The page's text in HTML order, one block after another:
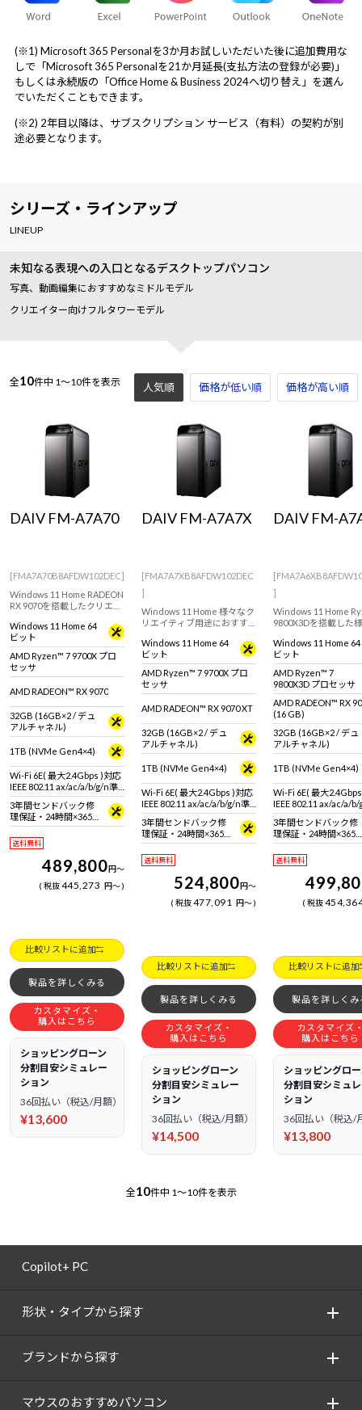
(※1) Microsoft 365 Personalを3か月お試しいただいた後に追加費用な
しで「Microsoft 365 Personalを21か月延長(支払方法の登録が必要)」
もしくは永続版の「Office Home & Business 2024へ切り替え」を選ん
でいただくこともできます。
(※2) 2年目以降は、サブスクリプション サービス（有料）の契約が別
途必要となります。
シリーズ・ラインアップ
LINEUP
未知なる表現への入口となるデスクトップパソコン
写真、動画編集におすすめなミドルモデル
クリエイター向けフルタワーモデル
全10件中 1～10件を表示 人気順 価格が低い順 価格が高い順
DAIV FM-A7A70
[FMA7A70B8AFDW102DEC]
Windows 11 Home RADEON
RX 9070を搭載したクリエイ
デスクトップパソコン
Windows 11 Home 64
ビット
AMD Ryzen™ 7 9700X プロ
セッサ
AMD RADEON™ RX 9070
32GB (16GB×2 / デュ
アルチャネル)
1TB (NVMe Gen4×4)
Wi-Fi 6E( 最大2.4Gbps )対応
IEEE 802.11 ax/ac/a/b/g/n準
拠 ＋ Bluetooth 5内蔵
3年間センドバック修
理保証・24時間×365
日電話サポート
送料無料
489,800円～
税抜445,273 円～
比較リストに追加
製品を詳しくみる
カスタマイズ・
購入はこちら
ショッピングローン
分割目安シミュレー
ション
36回払い（税込/月額）
¥13,600
DAIV FM-A7A7X
[FMA7A7XB8AFDW102DEC
]
Windows 11 Home 様々なク
リエイティブ用途におすす
Windows 11 Home 64
ビット
AMD Ryzen™ 7 9700X プロ
セッサ
AMD RADEON™ RX 9070 XT
32GB (16GB×2 / デュ
アルチャネル)
1TB (NVMe Gen4×4)
Wi-Fi 6E( 最大2.4Gbps )対応
IEEE 802.11 ax/ac/a/b/g/n準
拠 ＋ Bluetooth 5内蔵
3年間センドバック修
理保証・24時間×365
日電話サポート
送料無料
524,800円～
税抜477,091 円～
比較リストに追加
製品を詳しくみる
カスタマイズ・
購入はこちら
ショッピングローン
分割目安シミュレー
ション
36回払い（税込/月額）
¥14,500
DAIV FM-
]
Windows 11 Home
9800X3Dを搭載した
すめなミドルモデル
Windows 11 Home 64
ビット
AMD Ryzen™ 7
9800X3D プロセッサ
AMD RADEON™ RX
(16 GB)
32GB (16GB×2 / デュ
アルチャネル)
1TB (NVMe Gen4×4)
Wi-Fi 6E( 最大
IEEE 802.11 ax/ac/a/
拠 ＋ Bluetooth 5内蔵
3年間センドバック修
理保証・24時間×365
日電話サポート
送料無料
税抜
比較リストに追加
製品を詳しくみ
カスタマイズ
購入はこちら
ショッピングロ
分割目安シミュ
ション
36回払い（税込/
¥13,800
全10件中 1～10件を表示
Copilot+ PC
形状・タイプから探す
ブランドから探す
マウスのおすすめパソコン